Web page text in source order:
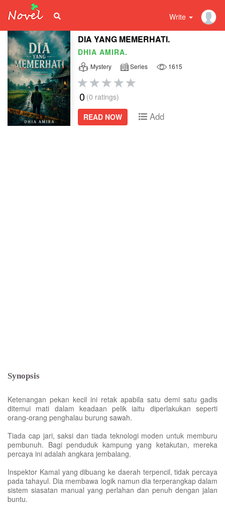
Write
DIA YANG MEMERHATI.
DHIA AMIRA.
Mystery Series 1615
0 (0 ratings)
READ NOW
Add
Synopsis
Ketenangan pekan kecil ini retak apabila satu demi satu gadis
ditemui mati dalam keadaan pelik iaitu diperlakukan seperti
orang-orang penghalau burung sawah.
Tiada cap jari, saksi dan tiada teknologi moden untuk memburu
pembunuh. Bagi penduduk kampung yang ketakutan, mereka
percaya ini adalah angkara jembalang.
​Inspektor Kamal yang dibuang ke daerah terpencil, tidak percaya
pada tahayul. Dia membawa logik namun dia terperangkap dalam
sistem siasatan manual yang perlahan dan penuh dengan jalan
buntu.